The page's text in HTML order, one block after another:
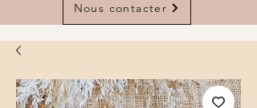
Nous contacter